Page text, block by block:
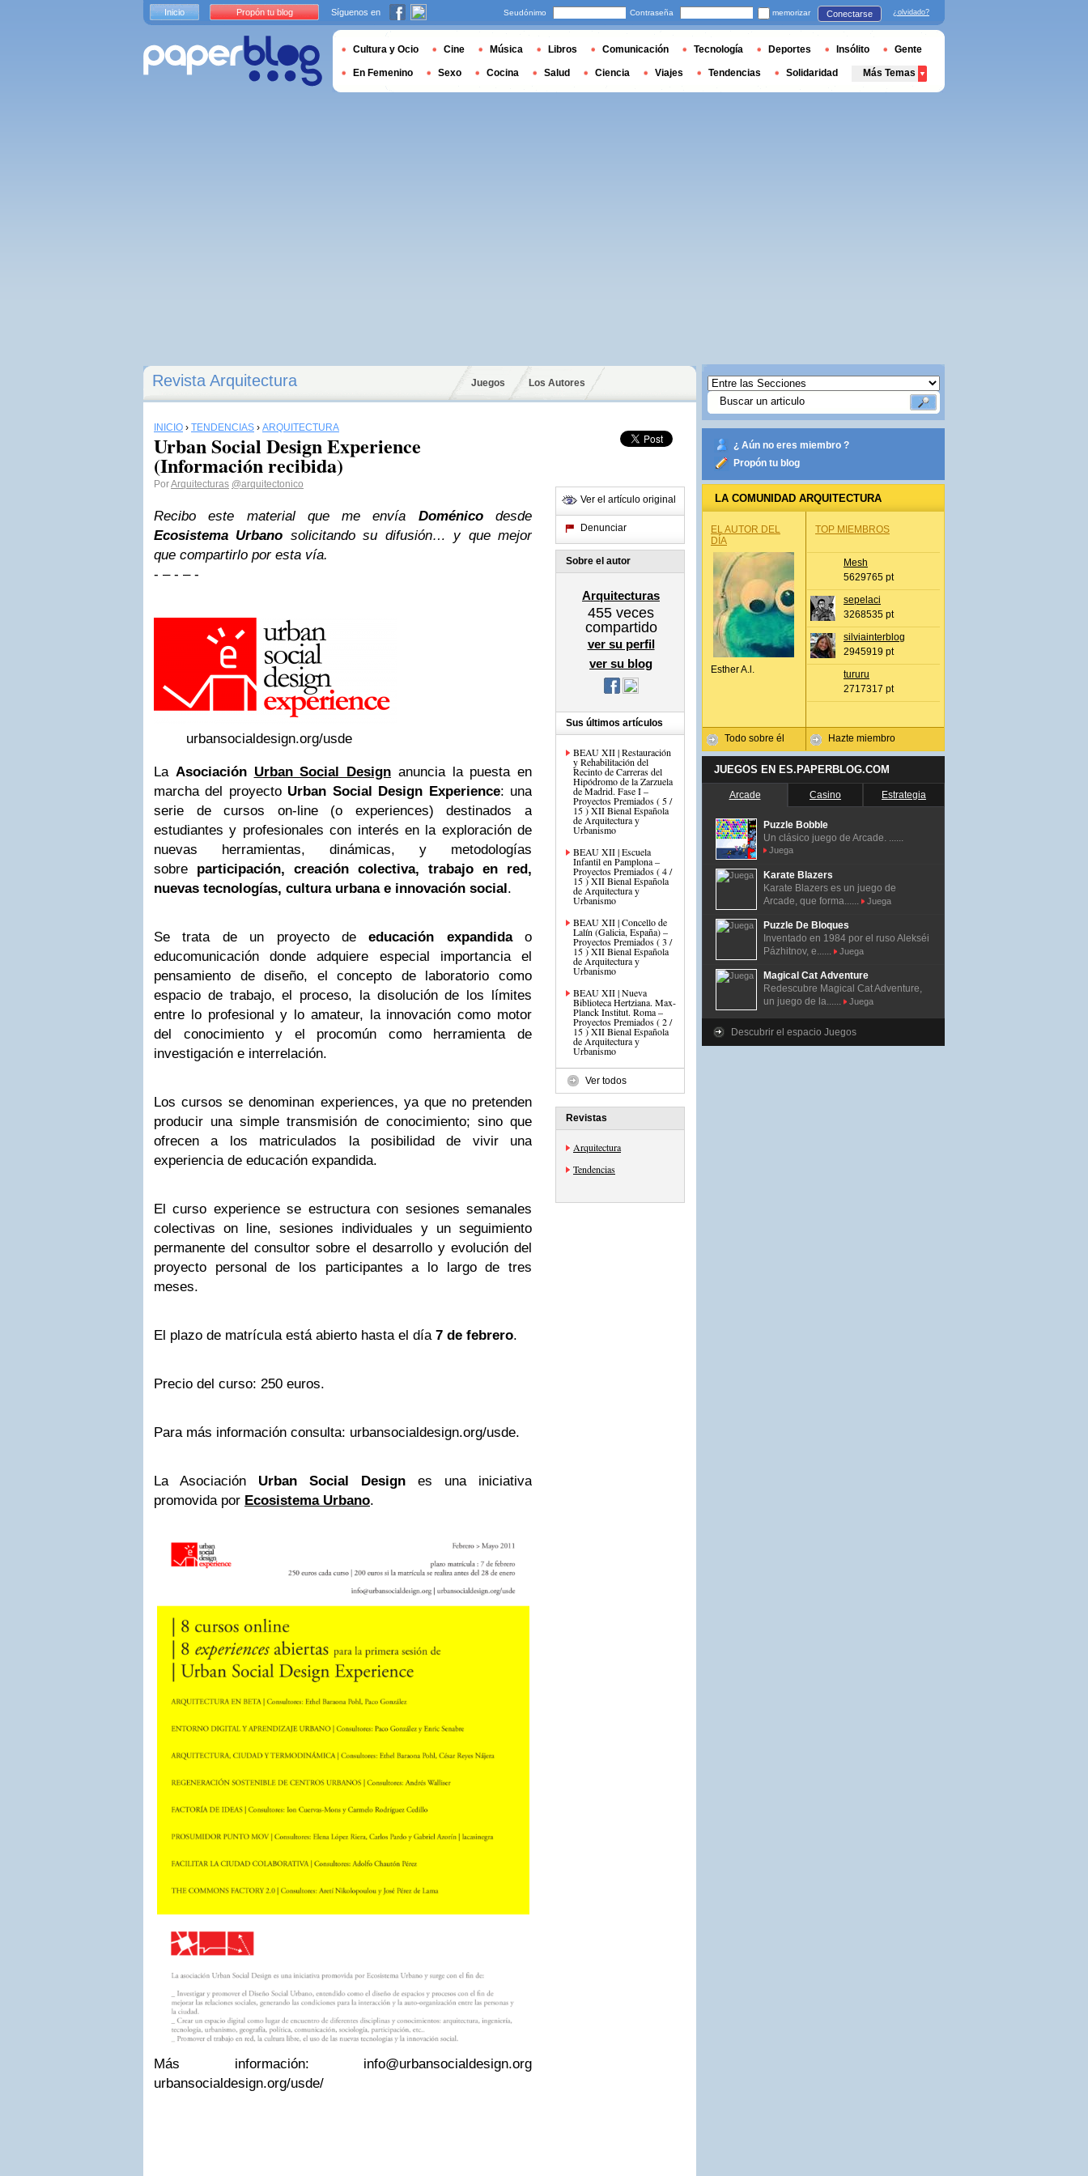
Revista Arquitectura Juegos Los Autores
INICIO › TENDENCIAS › ARQUITECTURA
Urban Social Design Experience
(Información recibida)
PorArquitecturas @arquitectonico
Recibo este material que me envía Doménicodesde
Ecosistema Urbano solicitando su difusión… y que mejor
que compartirlo por esta vía.
- – - – -
urbansocialdesign.org/usde
La Asociación Urban Social Design anuncia la puesta en
marcha del proyecto Urban Social Design Experience: una
serie de cursos on-line (o experiences) destinados a
estudiantes y profesionales con interés en la exploración de
nuevas herramientas, dinámicas, y metodologías
sobre participación, creación colectiva, trabajo en red,
nuevas tecnologías, cultura urbana e innovación social.
Se trata de un proyecto deeducación expandidao
educomunicación donde adquiere especial importancia el
pensamiento de diseño, el concepto de laboratorio como
espacio de trabajo, el proceso, la disolución de los límites
entre lo profesional y lo amateur, la innovación como motor
del conocimiento y el procomún como herramienta de
investigación e interrelación.
Los cursos se denominan experiences, ya que no pretenden
producir una simple transmisión de conocimiento; sino que
ofrecen a los matriculados la posibilidad de vivir una
experiencia de educación expandida.
El curso experience se estructura con sesiones semanales
colectivas on line, sesiones individuales y un seguimiento
permanente del consultor sobre el desarrollo y evolución del
proyecto personal de los participantes a lo largo de tres
meses.
El plazo de matrícula está abierto hasta el día 7 de febrero.
Precio del curso: 250 euros.
Para más información consulta: urbansocialdesign.org/usde.
La Asociación Urban Social Design es una iniciativa
promovida por Ecosistema Urbano.
Más información: info@urbansocialdesign.org
urbansocialdesign.org/usde/
Ver el artículo original
Denunciar
Sobre el autor
Arquitecturas
455 veces
compartido
ver su perfil
ver su blog
Sus últimos artículos
BEAU XII | Restauración
y Rehabilitación del
Recinto de Carreras del
Hipódromo de la Zarzuela
de Madrid. Fase I –
Proyectos Premiados ( 5 /
15 ) XII Bienal Española
de Arquitectura y
Urbanismo
BEAU XII | Escuela
Infantil en Pamplona –
Proyectos Premiados ( 4 /
15 ) XII Bienal Española
de Arquitectura y
Urbanismo
BEAU XII | Concello de
Lalín (Galicia, España) –
Proyectos Premiados ( 3 /
15 ) XII Bienal Española
de Arquitectura y
Urbanismo
BEAU XII | Nueva
Biblioteca Hertziana. Max-
Planck Institut. Roma –
Proyectos Premiados ( 2 /
15 ) XII Bienal Española
de Arquitectura y
Urbanismo
Ver todos
Revistas
Arquitectura
Tendencias
¿ Aún no eres miembro ?
Propón tu blog
LA COMUNIDAD ARQUITECTURA
EL AUTOR DEL
DÍA
Esther A.l.
Todo sobre él
TOP MIEMBROS
Mesh
5629765 pt
sepelaci
3268535 pt
silviainterblog
2945919 pt
tururu
2717317 pt
Hazte miembro
JUEGOS EN ES.PAPERBLOG.COM
Arcade Casino Estrategia
Puzzle Bobble
Un clásico juego de Arcade. ......
Juega
Karate Blazers
Karate Blazers es un juego de
Arcade, que forma......
Juega
Puzzle De Bloques
Inventado en 1984 por el ruso Alekséi
Pázhitnov, e......
Juega
Magical Cat Adventure
Redescubre Magical Cat Adventure,
un juego de la......
Juega
Descubrir el espacio Juegos
Inicio Propón tu blog Síguenos en Seudónimo Contraseña memorizar Conectarse ¿olvidado?
Cultura y Ocio Cine Música Libros Comunicación Tecnología Deportes Insólito Gente
En Femenino Sexo Cocina Salud Ciencia Viajes Tendencias Solidaridad Más Temas